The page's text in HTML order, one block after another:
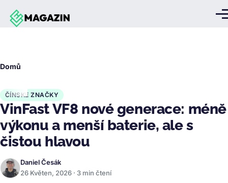
Přejít k hlavnímu obsahu
Domů
ČÍNSKÉ ZNAČKY
VinFast VF8 nové generace: méně
výkonu a menší baterie, ale s
čistou hlavou
Daniel Česák
26 Květen, 2026 · 3 min čtení